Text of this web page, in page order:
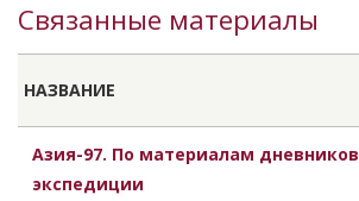
Связанные материалы
НАЗВАНИЕ
Азия-97. По материалам дневников
экспедиции